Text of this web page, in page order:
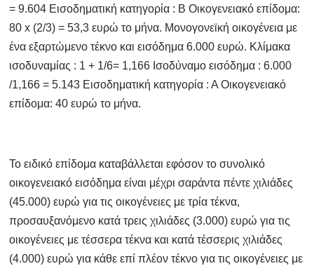
= 9.604 Εισοδηματική κατηγορία : Β Οικογενειακό επίδομα:
80 x (2/3) = 53,3 ευρώ το μήνα. Μονογονεϊκή οικογένεια με
ένα εξαρτώμενο τέκνο και εισόδημα 6.000 ευρώ. Κλίμακα
ισοδυναμίας : 1 + 1/6= 1,166 Ισοδύναμο εισόδημα : 6.000
/1,166 = 5.143 Εισοδηματική κατηγορία : Α Οικογενειακό
επίδομα: 40 ευρώ το μήνα.
Το ειδικό επίδομα καταβάλλεται εφόσον το συνολικό
οικογενειακό εισόδημα είναι μέχρι σαράντα πέντε χιλιάδες
(45.000) ευρώ για τις οικογένειες με τρία τέκνα,
προσαυξανόμενο κατά τρεις χιλιάδες (3.000) ευρώ για τις
οικογένειες με τέσσερα τέκνα και κατά τέσσερις χιλιάδες
(4.000) ευρώ για κάθε επί πλέον τέκνο για τις οικογένειες με